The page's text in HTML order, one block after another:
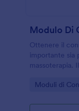
Modulo Di
Ottenere il
importante sia
massoterapia.
modo
richiede di
Go to
Moduli di